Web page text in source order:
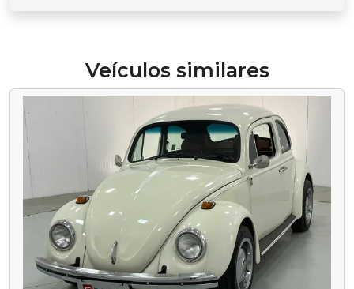
Veículos similares